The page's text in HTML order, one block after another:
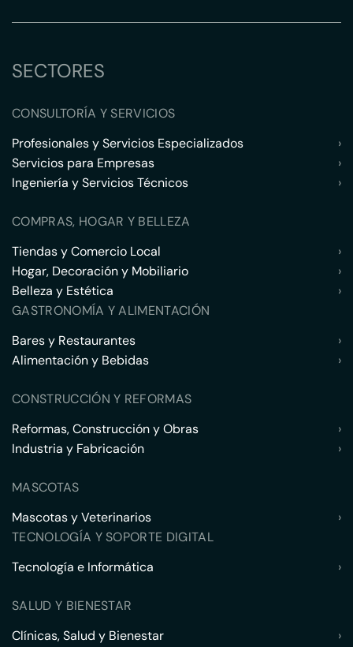
SECTORES
CONSULTORÍA Y SERVICIOS
Profesionales y Servicios Especializados
›
Servicios para Empresas
›
Ingeniería y Servicios Técnicos
›
COMPRAS, HOGAR Y BELLEZA
Tiendas y Comercio Local
›
Hogar, Decoración y Mobiliario
›
Belleza y Estética
›
GASTRONOMÍA Y ALIMENTACIÓN
Bares y Restaurantes
›
Alimentación y Bebidas
›
CONSTRUCCIÓN Y REFORMAS
Reformas, Construcción y Obras
›
Industria y Fabricación
›
MASCOTAS
Mascotas y Veterinarios
›
TECNOLOGÍA Y SOPORTE DIGITAL
Tecnología e Informática
›
SALUD Y BIENESTAR
Clínicas, Salud y Bienestar
›